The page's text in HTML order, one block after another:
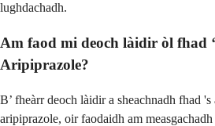
lughdachadh.
Am faod mi deoch làidir òl fhad
Aripiprazole?
B’ fheàrr deoch làidir a sheachnadh fhad 's
aripiprazole, oir faodaidh am